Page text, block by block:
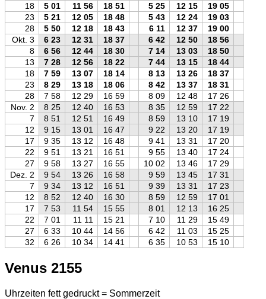
18
5 01 11 56 18 51 5 25 12 15 19 05
23
5 21 12 05 18 48 5 43 12 24 19 03
28
5 50 12 18 18 43 6 11 12 37 19 00
Okt. 3
6 23 12 31 18 37 6 42 12 50 18 56
8
6 56 12 44 18 30 7 14 13 03 18 50
13
7 28 12 56 18 22 7 44 13 15 18 44
18
7 59 13 07 18 14 8 13 13 26 18 37
23
8 29 13 18 18 06 8 42 13 37 18 31
28
7 58 12 29 16 59 8 09 12 48 17 26
Nov. 2
8 25 12 40 16 53 8 35 12 59 17 22
7
8 51 12 51 16 49 8 59 13 10 17 19
12
9 15 13 01 16 47 9 22 13 20 17 19
17
9 35 13 12 16 48 9 41 13 31 17 20
22
9 51 13 21 16 51 9 55 13 40 17 24
27
9 58 13 27 16 55 10 02 13 46 17 29
Dez. 2
9 54 13 26 16 58 9 59 13 45 17 31
7
9 34 13 12 16 51 9 39 13 31 17 23
12
8 52 12 40 16 30 8 59 12 59 17 01
17
7 53 11 54 15 55 8 01 12 13 16 25
22
7 01 11 11 15 21 7 10 11 29 15 49
27
6 33 10 44 14 56 6 42 11 03 15 25
32
6 26 10 34 14 41 6 35 10 53 15 10
Venus 2155
Uhrzeiten fett gedruckt = Sommerzeit